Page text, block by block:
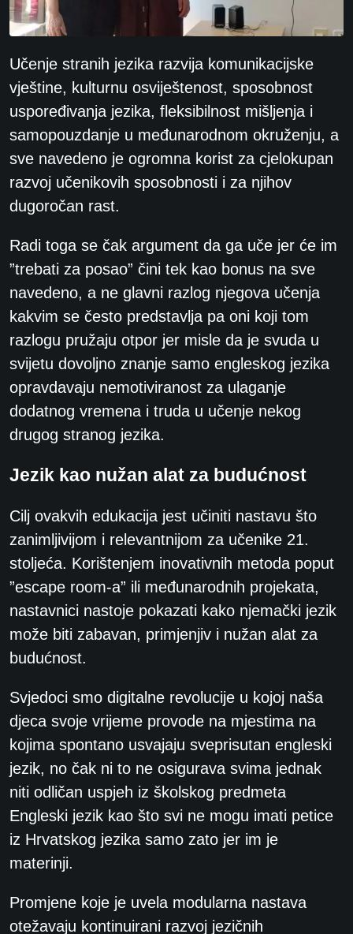
Učenje stranih jezika razvija komunikacijske
vještine, kulturnu osviještenost, sposobnost
uspoređivanja jezika, fleksibilnost mišljenja i
samopouzdanje u međunarodnom okruženju, a
sve navedeno je ogromna korist za cjelokupan
razvoj učenikovih sposobnosti i za njihov
dugoročan rast.
Radi toga se čak argument da ga uče jer će im
”trebati za posao” čini tek kao bonus na sve
navedeno, a ne glavni razlog njegova učenja
kakvim se često predstavlja pa oni koji tom
razlogu pružaju otpor jer misle da je svuda u
svijetu dovoljno znanje samo engleskog jezika
opravdavaju nemotiviranost za ulaganje
dodatnog vremena i truda u učenje nekog
drugog stranog jezika.
Jezik kao nužan alat za budućnost
Cilj ovakvih edukacija jest učiniti nastavu što
zanimljivijom i relevantnijom za učenike 21.
stoljeća. Korištenjem inovativnih metoda poput
”escape room-a” ili međunarodnih projekata,
nastavnici nastoje pokazati kako njemački jezik
može biti zabavan, primjenjiv i nužan alat za
budućnost.
Svjedoci smo digitalne revolucije u kojoj naša
djeca svoje vrijeme provode na mjestima na
kojima spontano usvajaju sveprisutan engleski
jezik, no čak ni to ne osigurava svima jednak
niti odličan uspjeh iz školskog predmeta
Engleski jezik kao što svi ne mogu imati petice
iz Hrvatskog jezika samo zato jer im je
materinji.
Promjene koje je uvela modularna nastava
otežavaju kontinuirani razvoj jezičnih